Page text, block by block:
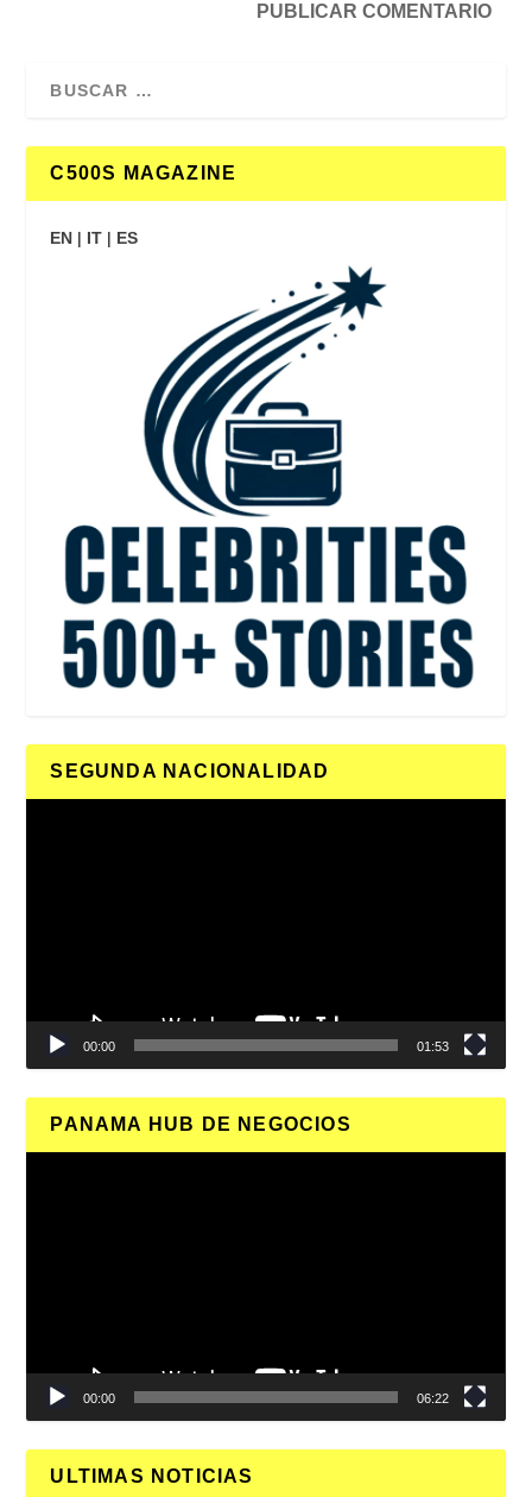
C500S MAGAZINE
EN | IT | ES
SEGUNDA NACIONALIDAD
00:00 01:53
PANAMA HUB DE NEGOCIOS
00:00 06:22
ULTIMAS NOTICIAS